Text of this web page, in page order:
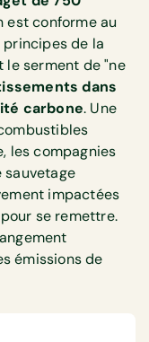
est conforme au
principes de la
le serment de "ne
dans
carbone. Une
les compagnies
sauvetage
impactées
se remettre.
émissions de